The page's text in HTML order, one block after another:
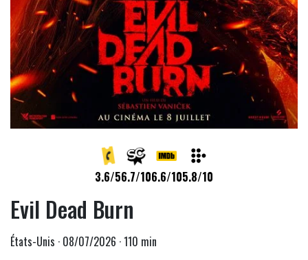
3.6/56.7/106.6/105.8/10
Evil Dead Burn
États-Unis · 08/07/2026 · 110 min